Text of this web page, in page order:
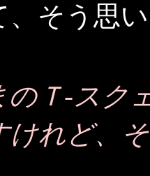
、そう思
のＴ-スク
けれど、